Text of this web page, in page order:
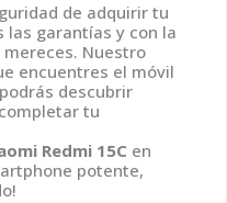
de adquirir tu
las garantías y con la
Nuestro
encuentres el móvil
descubrir
tu
Redmi 15C en
potente,